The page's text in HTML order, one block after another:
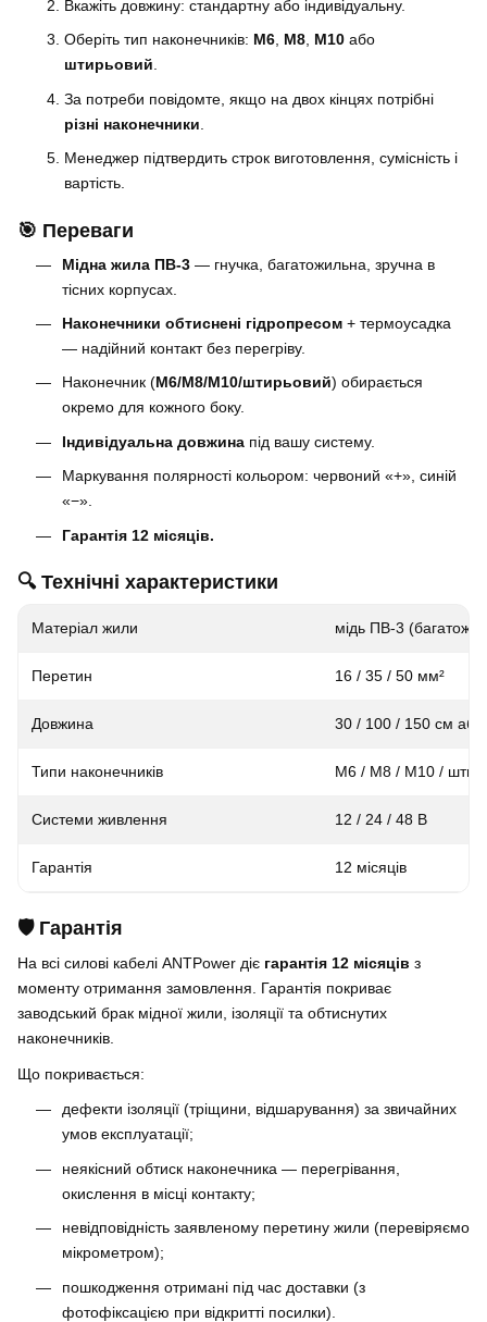
Вкажіть довжину: стандартну або індивідуальну.
Оберіть тип наконечників: M6, M8, M10або
штирьовий
За потреби повідомте, якщо на двох кінцях потрібні
різні наконечники
Менеджер підтвердить строк виготовлення, сумісність і
вартість.
🎯 Переваги
Мідна жила ПВ-3— гнучка, багатожильна, зручна в
тісних корпусах.
Наконечники обтиснені гідропресом+ термоусадка
— надійний контакт без перегріву.
Наконечник (M6/M8/M10/штирьовий) обирається
окремо для кожного боку.
Індивідуальна довжинапід вашу систему.
Маркування полярності кольором: червоний «+», синій
«−».
Гарантія 12 місяців.
🔍 Технічні характеристики
Матеріал жили мідь ПВ-3
Перетин 16 / 35 / 50 мм²
Довжина 30 / 100 / 150 см або
Типи наконечників M6 / M8 / M10 /
Системи живлення 12 / 24 / 48 В
Гарантія 12 місяців
🛡️ Гарантія
На всі силові кабелі ANTPower діє гарантія 12 місяців з
моменту отримання замовлення. Гарантія покриває
заводський брак мідної жили, ізоляції та обтиснутих
наконечників.
Що покривається:
дефекти ізоляції (тріщини, відшарування) за звичайних
умов експлуатації;
неякісний обтиск наконечника — перегрівання,
окислення в місці контакту;
невідповідність заявленому перетину жили (перевіряємо
мікрометром);
пошкодження отримані під час доставки (з
фотофіксацією при відкритті посилки).